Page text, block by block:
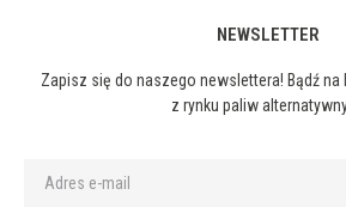
NEWSLETTER
Zapisz się do naszego newslettera! Bądź
z rynku paliw